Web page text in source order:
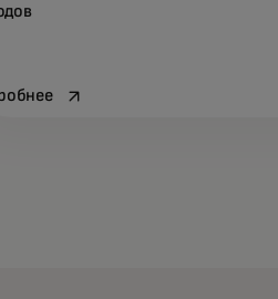
opens in a new tab